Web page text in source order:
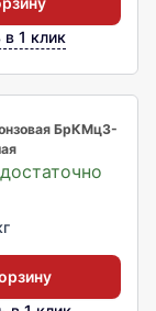
в 1 клик
БрКМц3-